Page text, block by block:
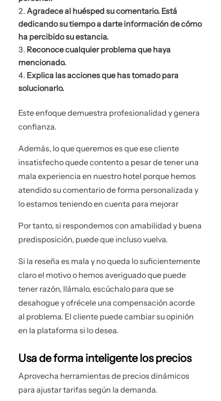
Agradece al huésped su comentario. Está
dedicando su tiempo a darte información de cómo
ha percibido su estancia.
Reconoce cualquier problema que haya
mencionado.
Explica las acciones que has tomado para
solucionarlo.
Este enfoque demuestra profesionalidad y genera
confianza.
Además, lo que queremos es que ese cliente
insatisfecho quede contento a pesar de tener una
mala experiencia en nuestro hotel porque hemos
atendido su comentario de forma personalizada y
lo estamos teniendo en cuenta para mejorar
Por tanto, si respondemos con amabilidad y buena
predisposición, puede que incluso vuelva.
Si la reseña es mala y no queda lo suficientemente
claro el motivo o hemos averiguado que puede
tener razón, llámalo, escúchalo para que se
desahogue y ofrécele una compensación acorde
al problema. El cliente puede cambiar su opinión
en la plataforma si lo desea.
Usa de forma inteligente los precios
Aprovecha herramientas de precios dinámicos
para ajustar tarifas según la demanda.